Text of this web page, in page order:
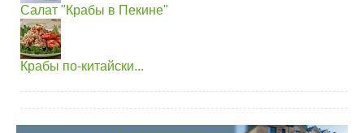
Салат "Крабы в Пекине"
Крабы по-китайски...